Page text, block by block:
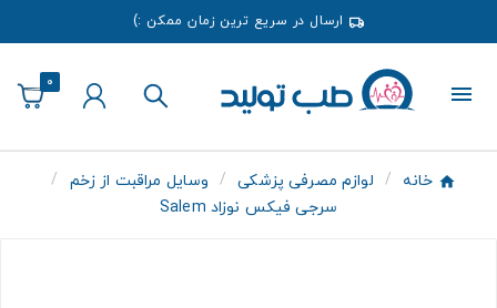
ارسال در سریع ترین زمان ممکن :)
0
خانه لوازم مصرفی پزشکی
وسایل مراقبت از زخم
سرجی فیکس نوزاد Salem